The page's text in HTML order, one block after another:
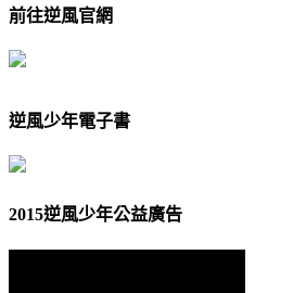
前往逆風官網
逆風少年電子書
2015逆風少年公益廣告